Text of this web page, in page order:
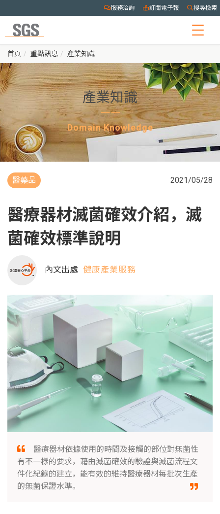
服務洽詢 訂閱電子報 搜尋檢索
首頁 重點訊息 產業知識
產業知識
Domain Knowledge
醫藥品 2021/05/28
醫療器材滅菌確效介紹，滅
菌確效標準說明
內文出處 健康產業服務
醫療器材依據使用的時間及接觸的部位對無菌性
有不一樣的要求，藉由滅菌確效的驗證與滅菌流程文
件化紀錄的建立，能有效的維持醫療器材每批次生產
的無菌保證水準。